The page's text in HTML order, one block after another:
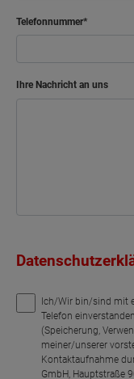
Telefonnummer
Ihre Nachricht an uns
Ich/Wir bin/sind mit
Telefon
(Speicherung,
meiner/unserer
Kontaktaufnahme
GmbH, Hauptstraße